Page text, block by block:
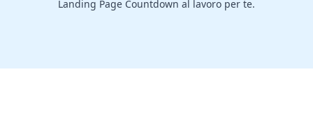
Landing Page Countdown al lavoro per te.